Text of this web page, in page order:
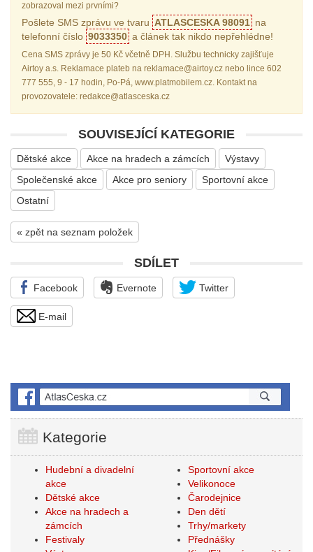
zobrazoval mezi prvními?
Pošlete SMS zprávu ve tvaru ATLASCESKA 98091 na
telefonní číslo 9033350 a článek tak nikdo nepřehlédne!
Cena SMS zprávy je 50 Kč včetně DPH. Službu technicky zajišťuje
Airtoy a.s. Reklamace plateb na reklamace@airtoy.cz nebo lince 602
777 555, 9 - 17 hodin, Po-Pá, www.platmobilem.cz. Kontakt na
provozovatele: redakce@atlasceska.cz
SOUVISEJÍCÍ KATEGORIE
Dětské akce Akce na hradech a zámcích
Výstavy
Společenské akce
Akce pro seniory
Sportovní akce
Ostatní
« zpět na seznam položek
SDÍLET
Facebook Evernote Twitter
E-mail
Kategorie
Hudební a divadelní
akce
Dětské akce
Akce na hradech a
zámcích
Festivaly
Sportovní akce
Velikonoce
Čarodejnice
Den dětí
Trhy/markety
Přednášky